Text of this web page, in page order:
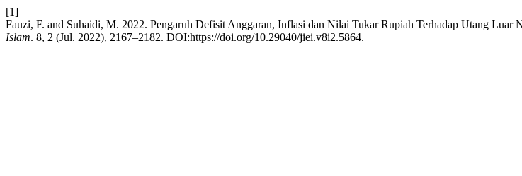
[1]
Fauzi, F. and Suhaidi, M. 2022. Pengaruh Defisit Anggaran, Inflasi dan Nilai Tukar Rupiah Terhadap Utang Luar
Islam. 8, 2 (Jul. 2022), 2167–2182. DOI:https://doi.org/10.29040/jiei.v8i2.5864.